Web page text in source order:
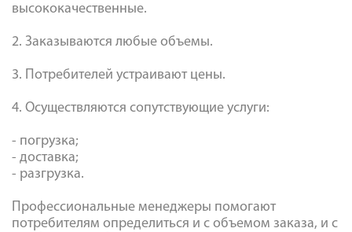
высококачественные.
2. Заказываются любые объемы.
3. Потребителей устраивают цены.
4. Осуществляются сопутствующие услуги:
- погрузка;
- доставка;
- разгрузка.
Профессиональные менеджеры помогают
потребителям определиться и с объемом заказа, и с